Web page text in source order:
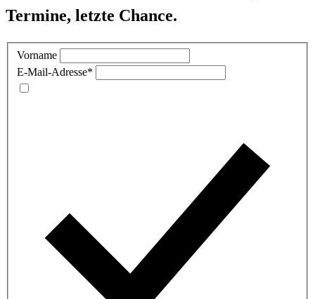
Termine, letzte Chance.
Vorname
E-Mail-Adresse*